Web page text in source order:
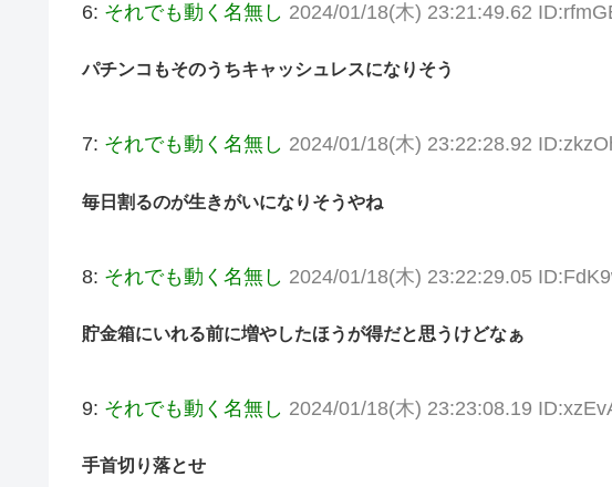
6: それでも動く名無し 2024/01/18(木) 23:21:49.62
パチンコもそのうちキャッシュレスになりそう
7: それでも動く名無し 2024/01/18(木) 23:22:28.92
毎日割るのが生きがいになりそうやね
8: それでも動く名無し 2024/01/18(木) 23:22:29.05
貯金箱にいれる前に増やしたほうが得だと思うけどなぁ
9: それでも動く名無し 2024/01/18(木) 23:23:08.19
手首切り落とせ